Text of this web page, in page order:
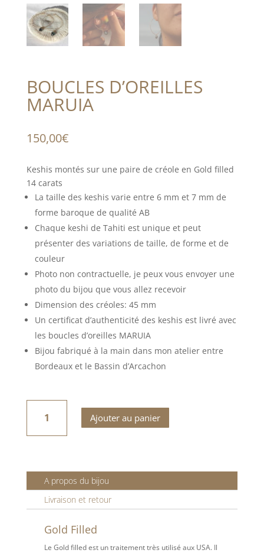
BOUCLES D’OREILLES
MARUIA
150,00€
Keshis montés sur une paire de créole en Gold filled
14 carats
La taille des keshis varie entre 6 mm et 7 mm de
forme baroque de qualité AB
Chaque keshi de Tahiti est unique et peut
présenter des variations de taille, de forme et de
couleur
Photo non contractuelle, je peux vous envoyer une
photo du bijou que vous allez recevoir
Dimension des créoles: 45 mm
Un certificat d’authenticité des keshis est livré avec
les boucles d’oreilles MARUIA
Bijou fabriqué à la main dans mon atelier entre
Bordeaux et le Bassin d’Arcachon
quantité
BOUCLES
D'OREILLES
Ajouter au panier
A propos du bijou
Livraison et retour
Gold Filled
Le Gold filled est un traitement très utilisé aux USA. Il